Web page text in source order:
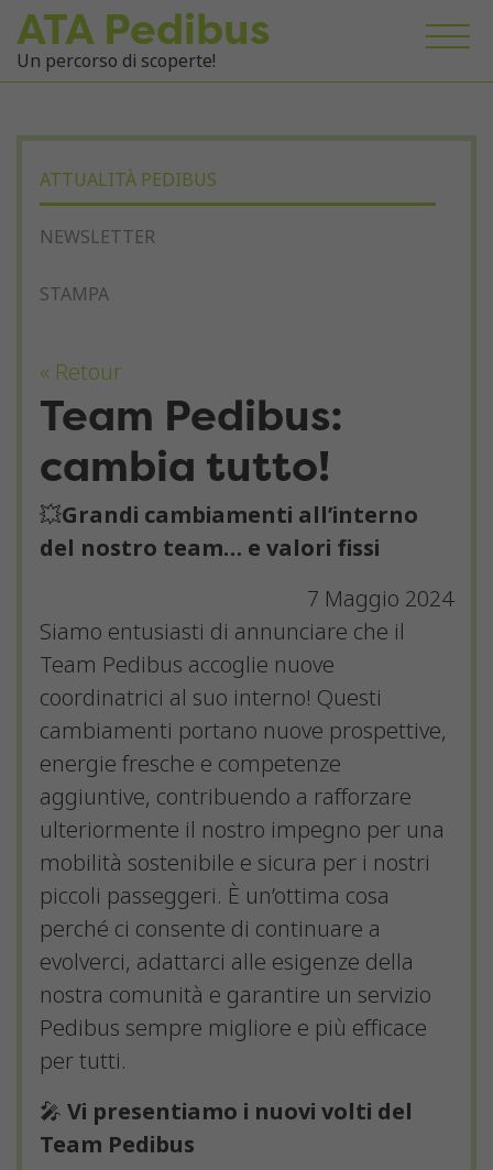
ATA Pedibus
Un percorso di scoperte!
ATTUALITÀ PEDIBUS
NEWSLETTER
STAMPA
« Retour
Team Pedibus:
cambia tutto!
💥Grandi cambiamenti all’interno
del nostro team… e valori fissi
7 Maggio 2024
Siamo entusiasti di annunciare che il
Team Pedibus accoglie nuove
coordinatrici al suo interno! Questi
cambiamenti portano nuove prospettive,
energie fresche e competenze
aggiuntive, contribuendo a rafforzare
ulteriormente il nostro impegno per una
mobilità sostenibile e sicura per i nostri
piccoli passeggeri. È un’ottima cosa
perché ci consente di continuare a
evolverci, adattarci alle esigenze della
nostra comunità e garantire un servizio
Pedibus sempre migliore e più efficace
per tutti.
🎤 Vi presentiamo i nuovi volti del
Team Pedibus